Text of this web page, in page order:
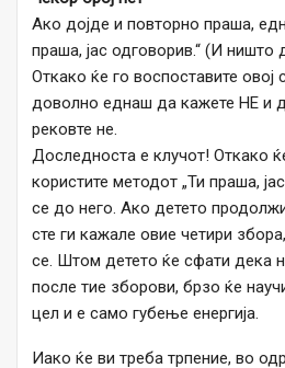
Ако дојде и повторно праша,
праша, јас одговорив.“ (И ништо
Откако ќе го воспоставите овој
доволно еднаш да кажете НЕ и
рековте не.
Доследноста е клучот! Откако
користите методот „Ти праша,
се до него. Ако детето
сте ги кажале овие четири
се. Штом детето ќе сфати дека
после тие зборови, брзо ќе
цел и е само губење енергија.
Иако ќе ви треба трпение, во